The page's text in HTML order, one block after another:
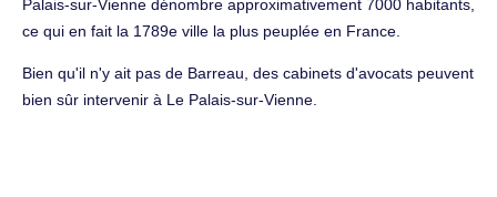
Palais-sur-Vienne dénombre approximativement 7000 habitants,
ce qui en fait la 1789e ville la plus peuplée en France.
Bien qu'il n'y ait pas de Barreau, des cabinets d'avocats peuvent
bien sûr intervenir à Le Palais-sur-Vienne.